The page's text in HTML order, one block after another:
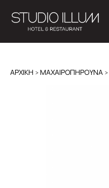
ΑΡΧΙΚΉ >ΜΑΧΑΙΡΟΠΗΡΟΥΝΑ >